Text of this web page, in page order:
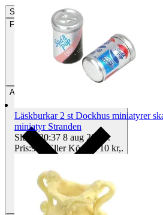
Slutade
7 aug 21:57
Frakt
Från 52 kr
Avhämtning
Läskburkar 2 st Dockhus miniatyrer
miniatyr Stranden
Sluttid20:37 8 aug 20:37.
Pris:9 kr Eller Köp nu 10 kr,.